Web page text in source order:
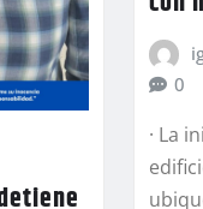
0
· La